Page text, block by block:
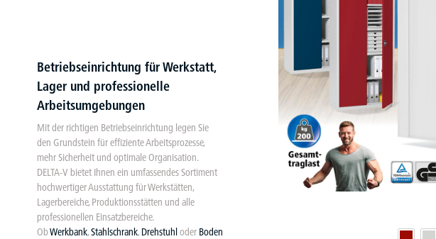
Betriebseinrichtung für Werkstatt,
Lager und professionelle
Arbeitsumgebungen
Mit der richtigen Betriebseinrichtung legen Sie
den Grundstein für effiziente Arbeitsprozesse,
mehr Sicherheit und optimale Organisation.
DELTA-V bietet Ihnen ein umfassendes Sortiment
hochwertiger Ausstattung für Werkstätten,
Lagerbereiche, Produktionsstätten und alle
professionellen Einsatzbereiche.
ObWerkbank,Stahlschrank, Drehstuhloder Boden